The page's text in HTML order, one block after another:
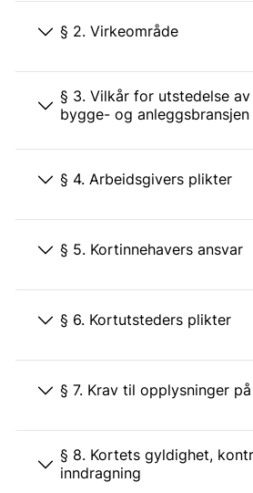
§ 2. Virkeområde
§ 3. Vilkår for utstedelse av HMS-kort i
bygge- og anleggsbransjen
§ 4. Arbeidsgivers plikter
§ 5. Kortinnehavers ansvar
§ 6. Kortutsteders plikter
§ 7. Krav til opplysninger
§ 8. Kortets gyldighet, kontroll og
inndragning